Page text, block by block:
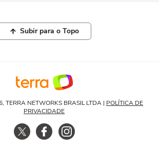
Subir para o Topo
TERRA NETWORKS BRASIL LTDA | POLÍTICA DE
PRIVACIDADE